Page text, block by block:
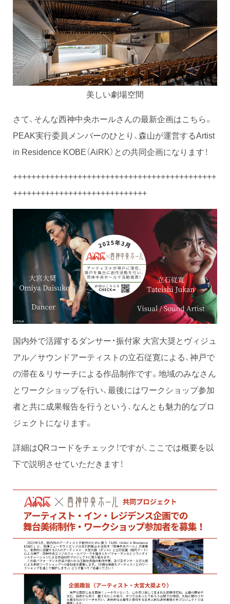
美しい劇場空間
さて、そんな西神中央ホールさんの最新企画はこちら。
PEAK実行委員メンバーのひとり、森山が運営するArtist
in Residence KOBE（AiRK）との共同企画になります！
++++++++++++++++++++++++++++++++++++++++++++
+++++++++++++++++++++++++++++
国内外で活躍するダンサー・振付家 大宮大奨とヴィジュ
アル／サウンドアーティストの立石従寛による、神戸で
の滞在＆リサーチによる作品制作です。地域のみなさん
とワークショップを行い、最後にはワークショップ参加
者と共に成果報告を行うという、なんとも魅力的なプロ
ジェクトになります。
詳細はQRコードをチェック！ですが、ここでは概要を以
下で説明させていただきます！